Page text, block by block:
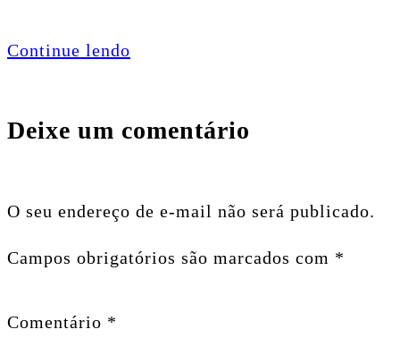
Continue lendo
Deixe um comentário
O seu endereço de e-mail não será publicado.
Campos obrigatórios são marcados com *
Comentário *